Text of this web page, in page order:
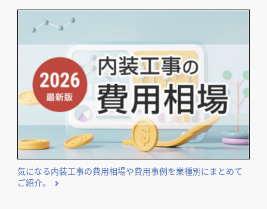
気になる内装工事の費用相場や費用事例を業種別にまとめて
ご紹介。